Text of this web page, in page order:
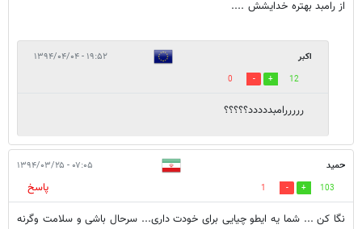
از رامبد بهتره خدایشش ....
اکبر ۱۹:۵۲ - ۱۳۹۴/۰۴/۰۴
12
0
رررررامبددددد؟؟؟؟؟
حمید ۰۷:۰۵ - ۱۳۹۴/۰۳/۲۵
103
1
پاسخ
نگا کن ... شما یه ایطو چیایی برای خودت داری... سرحال باشی و سلامت وگرنه